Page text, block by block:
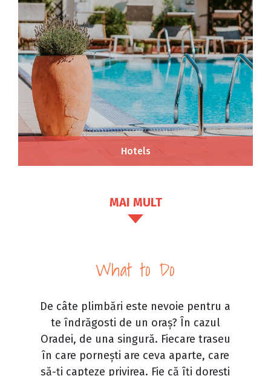
Hotels
MAI MULT
What to Do
De câte plimbări este nevoie pentru a
te îndrăgosti de un oraș? În cazul
Oradei, de una singură. Fiecare traseu
în care pornești are ceva aparte, care
să-ți capteze privirea. Fie că îți dorești